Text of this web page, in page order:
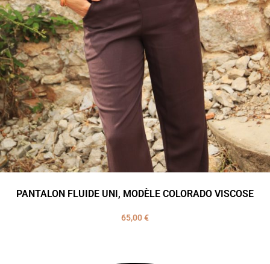
PANTALON FLUIDE UNI, MODÈLE COLORADO VISCOSE
65,00€